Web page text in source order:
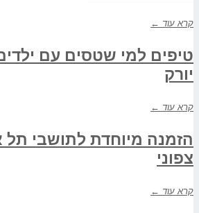
קרא עוד ←
טיפים למי שטסים עם
יורק
קרא עוד ←
הזמנה מיוחדת לתושבי תל
צפוני
קרא עוד ←